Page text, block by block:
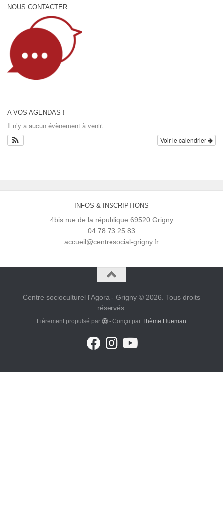
NOUS CONTACTER
A VOS AGENDAS !
Il n’y a aucun évènement à venir.
Voir le calendrier
INFOS & INSCRIPTIONS
4bis rue de la république 69520 Grigny
04 78 73 25 83
accueil@centresocial-grigny.fr
Centre socioculturel l'Agora - Grigny © 2026. Tous droits
réservés.
Fièrement propulsé par - Conçu parThème Hueman